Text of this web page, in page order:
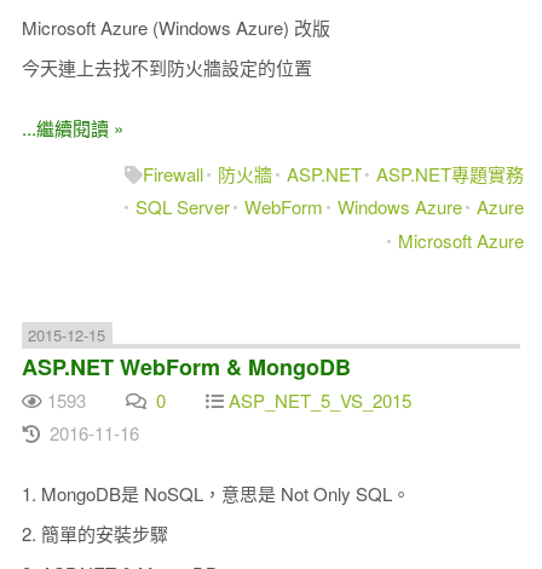
Microsoft Azure (Windows Azure) 改版
今天連上去找不到防火牆設定的位置
...繼續閱讀 »
Firewall
防火牆 ASP.NET ASP.NET專題實務
SQL Server WebForm Windows Azure Azure
Microsoft Azure
2015-12-15
ASP.NET WebForm & MongoDB
1593 0
ASP_NET_5_VS_2015
2016-11-16
1. MongoDB是 NoSQL，意思是 Not Only SQL。
2. 簡單的安裝步驟